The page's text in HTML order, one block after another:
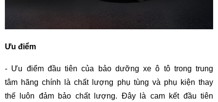
Ưu điểm
- Ưu điểm đầu tiên của bảo dưỡng xe ô tô trong trung
tâm hãng chính là chất lượng phụ tùng và phụ kiện thay
thế luôn đảm bảo chất lượng. Đây là cam kết đầu tiên